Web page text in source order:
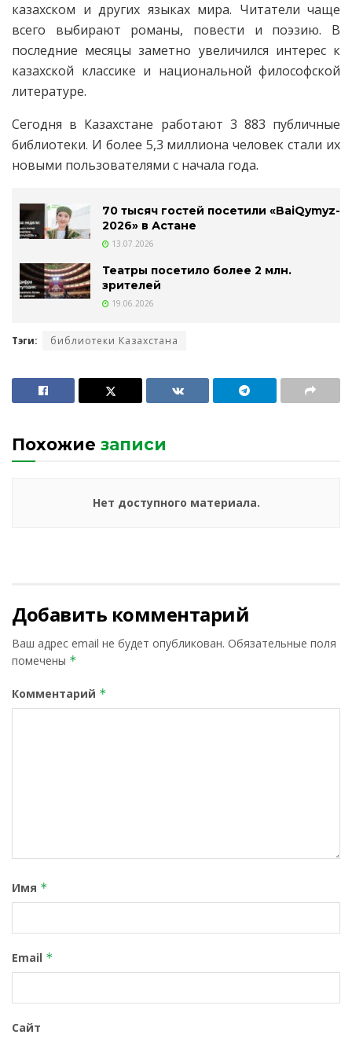
казахском и других языках мира. Читатели чаще
всего выбирают романы, повести и поэзию. В
последние месяцы заметно увеличился интерес к
казахской классике и национальной философской
литературе.
Сегодня в Казахстане работают 3 883 публичные
библиотеки. И более 5,3 миллиона человек стали их
новыми пользователями с начала года.
70 тысяч гостей посетили «BaiQymyz-
2026» в Астане
13.07.2026
Театры посетило более 2 млн.
зрителей
19.06.2026
Тэги: библиотеки Казахстана
Похожие записи
Нет доступного материала.
Добавить комментарий
Ваш адрес email не будет опубликован. Обязательные поля
помечены *
Комментарий *
Имя *
Email *
Сайт